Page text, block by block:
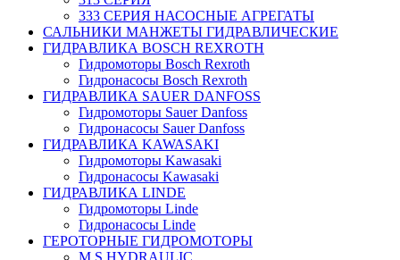
333 СЕРИЯ НАСОСНЫЕ АГРЕГАТЫ
САЛЬНИКИ МАНЖЕТЫ ГИДРАВЛИЧЕСКИЕ
ГИДРАВЛИКА BOSCH REXROTH
Гидромоторы Bosch Rexroth
Гидронасосы Bosch Rexroth
ГИДРАВЛИКА SAUER DANFOSS
Гидромоторы Sauer Danfoss
Гидронасосы Sauer Danfoss
ГИДРАВЛИКА KAWASAKI
Гидромоторы Kawasaki
Гидронасосы Kawasaki
ГИДРАВЛИКА LINDE
Гидромоторы Linde
Гидронасосы Linde
ГЕРОТОРНЫЕ ГИДРОМОТОРЫ
M S HYDRAULIC